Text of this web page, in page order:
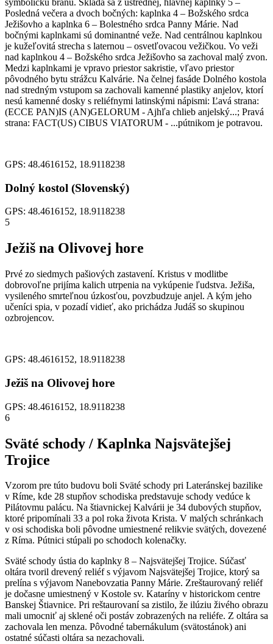
symbolickú bránu. Skladá sa z ústrednej, hlavnej kaplnky 5 –
Posledná večera a dvoch bočných: kaplnka 4 – Božského srdca
Ježišovho a kaplnka 6 – Bolestného srdca Panny Márie. Nad
bočnými kaplnkami sú dominantné veže. Nad centrálnou kaplnkou
je kužeľovitá strecha s laternou – osvetľovacou vežičkou. Vo veži
nad kaplnkou 4 – Božského srdca Ježišovho sa zachoval malý zvon.
Medzi kaplnkami je vpravo priestor sakristie, vľavo priestor
pôvodného bytu strážcu Kalvárie. Na čelnej fasáde Dolného kostola
nad stredným vstupom sa zachovali kamenné plastiky anjelov, ktorí
nesú kamenné dosky s reliéfnymi latinskými nápismi: Ľavá strana:
(ECCE PAN)IS (AN)GELORUM - Ajhľa chlieb anjelský...; Pravá
strana: FACT(US) CIBUS VIATORUM - ...pútnikom je potravou.
GPS: 48.4616152, 18.9118238
Dolný kostol (Slovenský)
GPS: 48.4616152, 18.9118238
5
Ježiš na Olivovej hore
Prvé zo siedmych pašiových zastavení. Kristus v modlitbe
dobrovoľne prijíma kalich utrpenia na vykúpenie ľudstva. Ježiša,
vysileného smrteľnou úzkosťou, povzbudzuje anjel. A kým jeho
učeníci spia, v pozadí vidieť, ako prichádza Judáš so skupinou
ozbrojencov.
GPS: 48.4616152, 18.9118238
Ježiš na Olivovej hore
GPS: 48.4616152, 18.9118238
6
Sväté schody / Kaplnka Najsvätejšej
Trojice
Vzorom pre túto budovu boli Sväté schody pri Lateránskej bazilike
v Ríme, kde 28 stupňov schodiska predstavuje schody vedúce k
Pilátovmu palácu. Na štiavnickej Kalvárii je 34 dubových stupňov,
ktoré pripomínali 33 a pol roka života Krista. V malých schránkach
v osi schodiska boli pôvodne umiestnené relikvie svätých, dovezené
z Ríma. Pútnici stúpali po schodoch kolenačky.
Sväté schody ústia do kaplnky 8 – Najsvätejšej Trojice. Súčasť
oltára tvoril drevený reliéf s výjavom Najsvätejšej Trojice, ktorý sa
prelína s výjavom Nanebovzatia Panny Márie. Zreštaurovaný reliéf
je dočasne umiestnený v Kostole sv. Kataríny v historickom centre
Banskej Štiavnice. Pri reštaurovaní sa zistilo, že ilúziu živého obrazu
mali umocniť aj sklené oči postáv zobrazených na reliéfe. Z oltára sa
zachovala len menza. Pôvodné tabernákulum (svätostánok) ani
ostatné súčasti oltára sa nezachovali.